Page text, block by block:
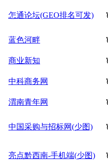
怎通论坛(GEO排名可发)
蓝色河畔
商业新知
中科商务网
渭南青年网
中国采购与招标网(少图)
亮点黔西南-手机端(少图)